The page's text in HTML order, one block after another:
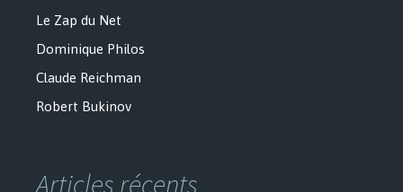
Le Zap du Net
Dominique Philos
Claude Reichman
Robert Bukinov
Articles récents